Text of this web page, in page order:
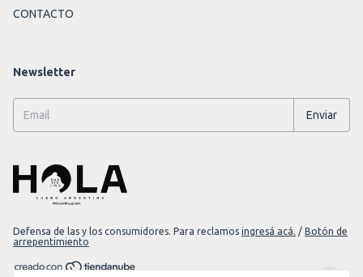
CONTACTO
Newsletter
Defensa de las y los consumidores. Para reclamos ingresá acá. / Botón de
arrepentimiento